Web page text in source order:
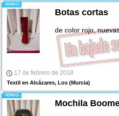
-VENDO-
Botas cortas
de color rojo,
17 de febrero de 2018
Textil en Alcázares, Los (Murcia)
-VENDO-
Mochila